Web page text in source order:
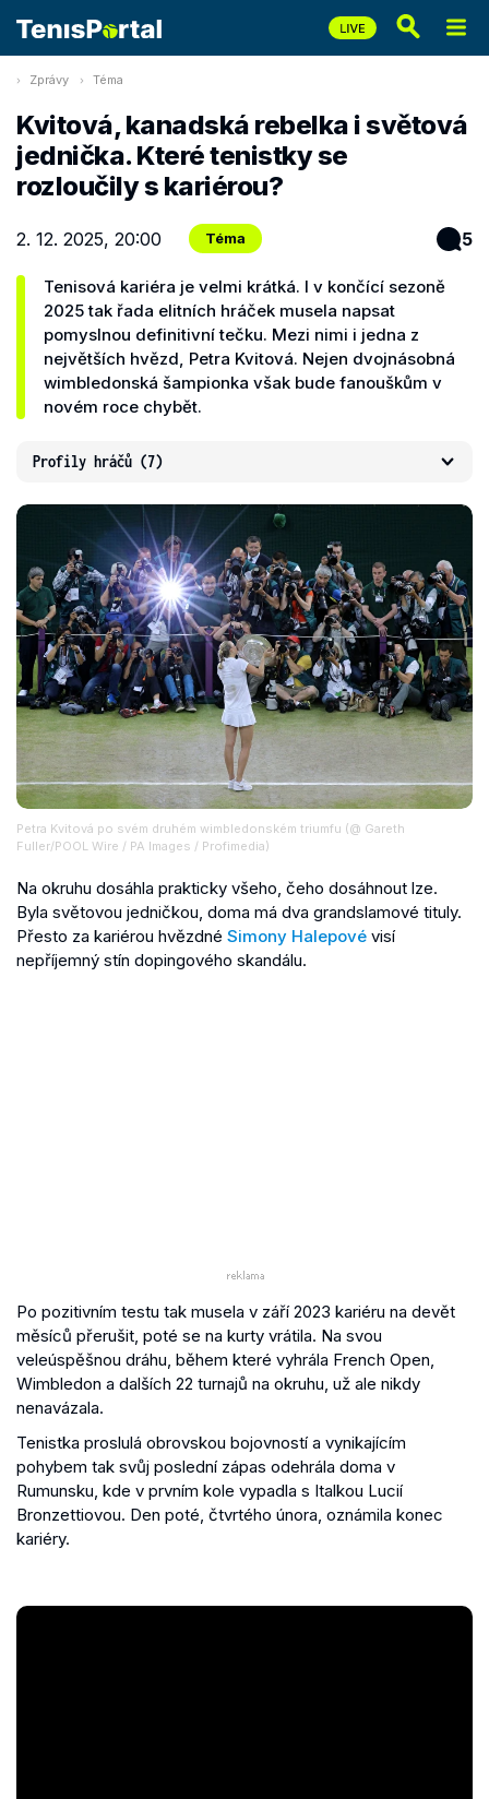
Zprávy Téma
Kvitová, kanadská rebelka i světová
jednička. Které tenistky se
rozloučily s kariérou?
2. 12. 2025, 20:00 Téma 5
Tenisová kariéra je velmi krátká. I v končící sezoně
2025 tak řada elitních hráček musela napsat
pomyslnou definitivní tečku. Mezi nimi i jedna z
největších hvězd, Petra Kvitová. Nejen dvojnásobná
wimbledonská šampionka však bude fanouškům v
novém roce chybět.
Profily hráčů (7)
Petra Kvitová po svém druhém wimbledonském triumfu (@ Gareth
Fuller/POOL Wire / PA Images / Profimedia)
Na okruhu dosáhla prakticky všeho, čeho dosáhnout lze.
Byla světovou jedničkou, doma má dva grandslamové tituly.
Přesto za kariérou hvězdné Simony Halepové visí
nepříjemný stín dopingového skandálu.
Po pozitivním testu tak musela v září 2023 kariéru na devět
měsíců přerušit, poté se na kurty vrátila. Na svou
veleúspěšnou dráhu, během které vyhrála French Open,
Wimbledon a dalších 22 turnajů na okruhu, už ale nikdy
nenavázala.
Tenistka proslulá obrovskou bojovností a vynikajícím
pohybem tak svůj poslední zápas odehrála doma v
Rumunsku, kde v prvním kole vypadla s Italkou Lucií
Bronzettiovou. Den poté, čtvrtého února, oznámila konec
kariéry.